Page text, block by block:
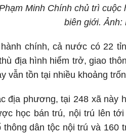
Minh Chính chủ trì
biên giới. Ảnh:
chính, cả nước có 22
địa hình hiểm trở, giao
vẫn tồn tại nhiều khoảng
địa phương, tại 248 xã này
học bán trú, nội trú lên
dân tộc nội trú và 160